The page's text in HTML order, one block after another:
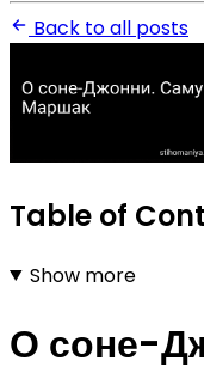
Back to all posts
Table of
Show more
О соне-